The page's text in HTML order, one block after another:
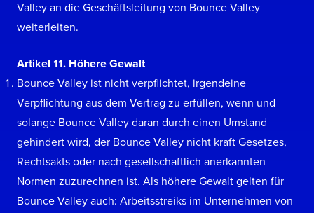
Valley an die Geschäftsleitung von Bounce Valley
weiterleiten.
Artikel 11. Höhere Gewalt
Bounce Valley ist nicht verpflichtet, irgendeine
Verpflichtung aus dem Vertrag zu erfüllen, wenn und
solange Bounce Valley daran durch einen Umstand
gehindert wird, der Bounce Valley nicht kraft Gesetzes,
Rechtsakts oder nach gesellschaftlich anerkannten
Normen zuzurechnen ist. Als höhere Gewalt gelten für
Bounce Valley auch: Arbeitsstreiks im Unternehmen von